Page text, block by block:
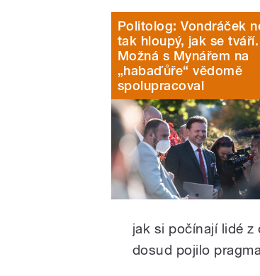
Politolog: Vondráček
tak hloupý, jak se tváří.
Možná s Mynářem na
„habaďůře“ vědomě
spolupracoval
jak si počínají lidé z
dosud pojilo